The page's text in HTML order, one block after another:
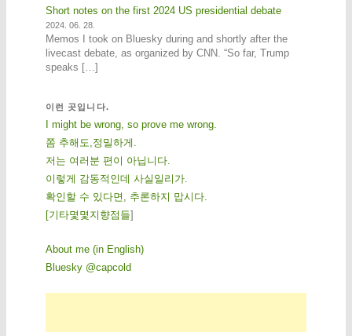
Short notes on the first 2024 US presidential debate
2024. 06. 28.
Memos I took on Bluesky during and shortly after the
livecast debate, as organized by CNN. “So far, Trump
speaks […]
이런 곳입니다.
I might be wrong, so prove me wrong.
쫌 추해도,정밀하게.
저는 여러분 편이 아닙니다.
이렇게 감동적인데 사실일리가.
확인할 수 있다면, 추론하지 맙시다.
[기 타몇 몇 지 향점 들]
About me (in English)
Bluesky @capcold